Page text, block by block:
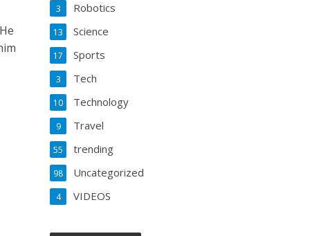
Robotics
3
Science
13
Sports
17
Tech
3
Technology
10
Travel
9
trending
55
Uncategorized
98
VIDEOS
4